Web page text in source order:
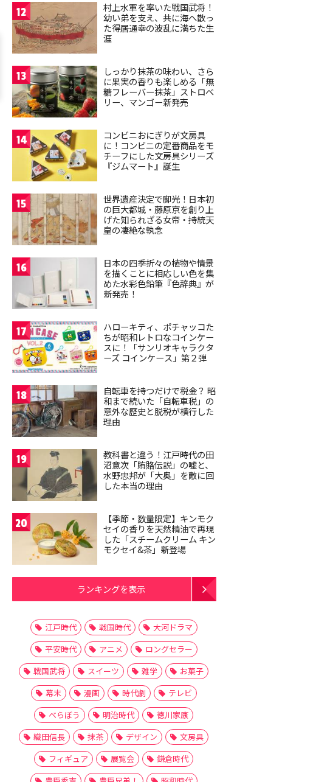
12
村上水軍を率いた戦国武将！
幼い弟を支え、共に海へ散っ
た得居通幸の波乱に満ちた生
涯
13
しっかり抹茶の味わい、さら
に果実の香りも楽しめる「無
糖フレーバー抹茶」ストロベ
リー、マンゴー新発売
14
コンビニおにぎりが文房具
に！コンビニの定番商品をモ
チーフにした文房具シリーズ
『ジムマート』誕生
15
世界遺産決定で脚光！日本初
の巨大都城・藤原京を創り上
げた知られざる女帝・持統天
皇の凄絶な執念
16
日本の四季折々の植物や情景
を描くことに相応しい色を集
めた水彩色鉛筆『色辞典』が
新発売！
17
ハローキティ、ポチャッコた
ちが昭和レトロなコインケー
スに！「サンリオキャラクタ
ーズ コインケース」第２弾
18
自転車を持つだけで税金？ 昭
和まで続いた「自転車税」の
意外な歴史と脱税が横行した
理由
19
教科書と違う！江戸時代の田
沼意次「賄賂伝説」の嘘と、
水野忠邦が「大奥」を敵に回
した本当の理由
20
【季節・数量限定】キンモク
セイの香りを天然精油で再現
した「スチームクリーム キン
モクセイ&茶」新登場
ランキングを表示
江戸時代 戦国時代
大河ドラマ
平安時代
アニメ
ロングセラー
戦国武将
スイーツ 雑学
お菓子
幕末
漫画 時代劇
テレビ
べらぼう
明治時代
徳川家康
織田信長
抹茶 デザイン
文房具
フィギュア
展覧会
鎌倉時代